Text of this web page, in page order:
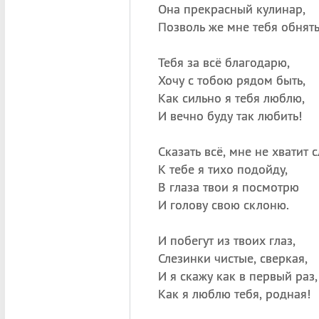
Она прекрасный кулинар,
Позволь же мне тебя
Тебя за всё благодарю,
Хочу с тобою рядом быть,
Как сильно я тебя люблю,
И вечно буду так любить!
Сказать всё, мне не хватит
К тебе я тихо подойду,
В глаза твои я посмотрю
И голову свою склоню.
И побегут из твоих глаз,
Слезинки чистые, сверкая,
И я скажу как в первый раз,
Как я люблю тебя, родная!